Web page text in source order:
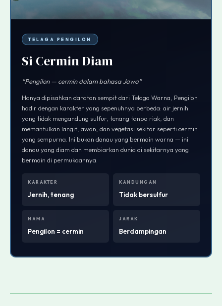
TELAGA PENGILON
Si Cermin Diam
“Pengilon — cermin dalam bahasa Jawa”
Hanya dipisahkan daratan sempit dari Telaga Warna, Pengilon
hadir dengan karakter yang sepenuhnya berbeda: air jernih
yang tidak mengandung sulfur, tenang tanpa riak, dan
memantulkan langit, awan, dan vegetasi sekitar seperti cermin
yang sempurna. Ini bukan danau yang bermain warna — ini
danau yang diam dan membiarkan dunia di sekitarnya yang
bermain di permukaannya.
KARAKTER
Jernih, tenang
KANDUNGAN
Tidak bersulfur
NAMA
Pengilon = cermin
JARAK
Berdampingan